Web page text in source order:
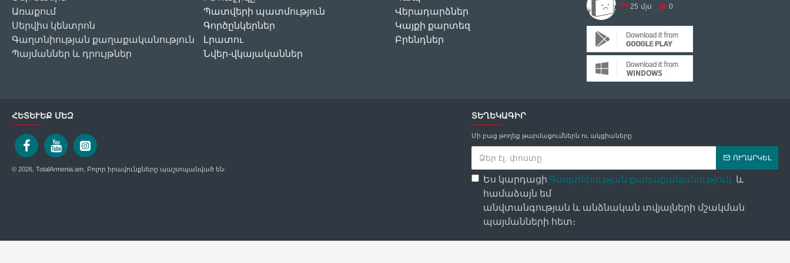
Առաքում
Սերվիս կենտրոն
Գաղտնիության քաղաքականություն
Պայմաններ և դրույթներ
Պատվերի պատմություն
Գործընկերներ
Լրատու
Նվեր-վկայականներ
Վերադարձներ
Կայքի քարտեզ
Բրենդներ
25 մյս 0
ՀԵՏԵՒԵՔ ՄԵԶ
© 2026, TotalArmenia.am, Բոլոր իրավունքները պաշտպանված են:
ՏԵՂԵԿԱԳԻՐ
Մի բաց թողեք թարմացումներն ու ակցիաները
ՈՒՂԱՐԿԵԼ
Ես կարդացի Գաղտնիության քաղաքականություն և
համաձայն եմ
անվտանգության և անձնական տվյալների մշակման
պայմանների հետ։